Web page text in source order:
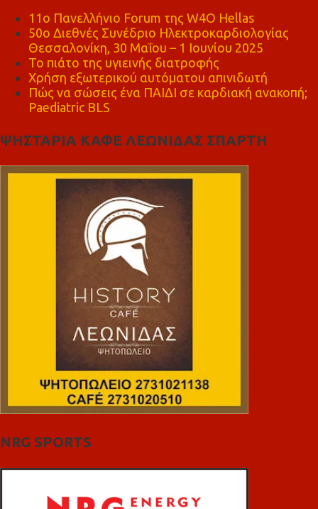
11ο Πανελλήνιο Forum της W4O Hellas
50ο Διεθνές Συνέδριο Ηλεκτροκαρδιολογίας
Θεσσαλονίκη, 30 Μαΐου – 1 Ιουνίου 2025
Το πιάτο της υγιεινής διατροφής
Χρήση εξωτερικού αυτόματου απινιδωτή
Πώς να σώσεις ένα ΠΑΙΔΙ σε καρδιακή ανακοπή;
Paediatric BLS
ΨΗΣΤΑΡΙΑ ΚΑΦΕ ΛΕΩΝΙΔΑΣ ΣΠΑΡΤΗ
NRG SPORTS